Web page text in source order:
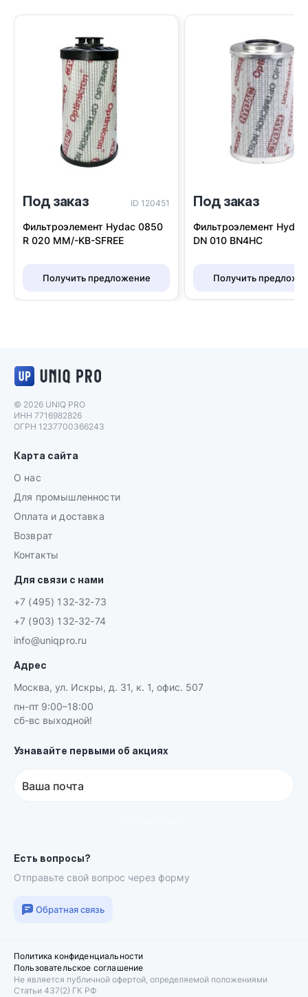
Под заказ ID 120451
Фильтроэлемент Hydac 0850
R 020 MM/-KB-SFREE
Получить предложение
Под заказ
Фильтроэлемент
DN 010 BN4HC
Получить
© 2026 UNIQ PRO
ИНН 7716982826
ОГРН 1237700366243
Карта сайта
О нас
Для промышленности
Оплата и доставка
Возврат
Контакты
Для связи с нами
+7 (495) 132-32-73
+7 (903) 132-32-74
info@uniqpro.ru
Адрес
Москва, ул. Искры, д. 31, к. 1, офис. 507
пн-пт 9:00–18:00
сб-вс выходной!
Узнавайте первыми об акциях
Ваша почта
Есть вопросы?
Отправьте свой вопрос через форму
Обратная связь
Политика конфиденциальности
Пользовательское соглашение
Не является публичной офертой, определяемой положениями
Статьи 437(2) ГК РФ